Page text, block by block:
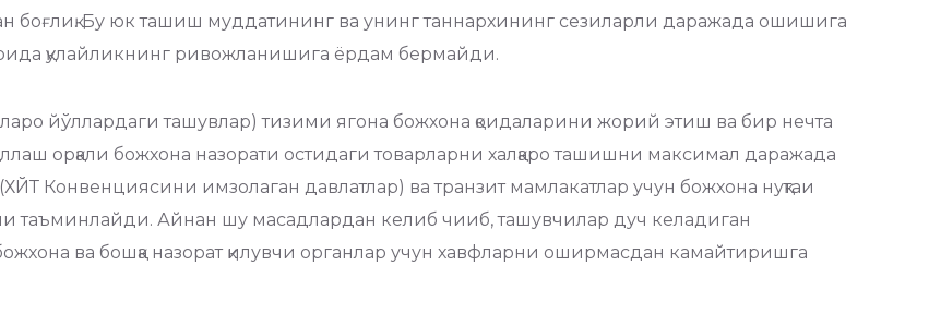
боғлиқ. Бу юк ташиш муддатининг ва унинг таннархининг сезиларли даражада ошишига
қулайликнинг ривожланишига ёрдам бермайди.
йўллардаги ташувлар) тизими ягона божхона қоидаларини жорий этиш ва бир нечта
орқали божхона назорати остидаги товарларни халқаро ташишни максимал даражада
Конвенциясини имзолаган давлатлар) ва транзит мамлакатлар учун божхона нуқтаи
таъминлайди. Айнан шу масадлардан келиб чииб, ташувчилар дуч келадиган
ва бошқа назорат қилувчи органлар учун хавфларни оширмасдан камайтиришга